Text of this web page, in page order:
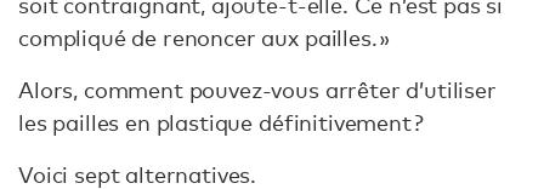
compliqué de renoncer aux pailles. »
Alors, comment pouvez-vous arrêter d’utiliser
les pailles en plastique définitivement ?
Voici sept alternatives.